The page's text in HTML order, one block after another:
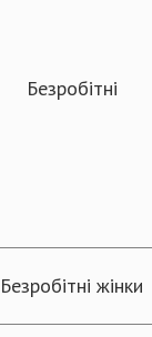
Безробітні
Безробітні жінки